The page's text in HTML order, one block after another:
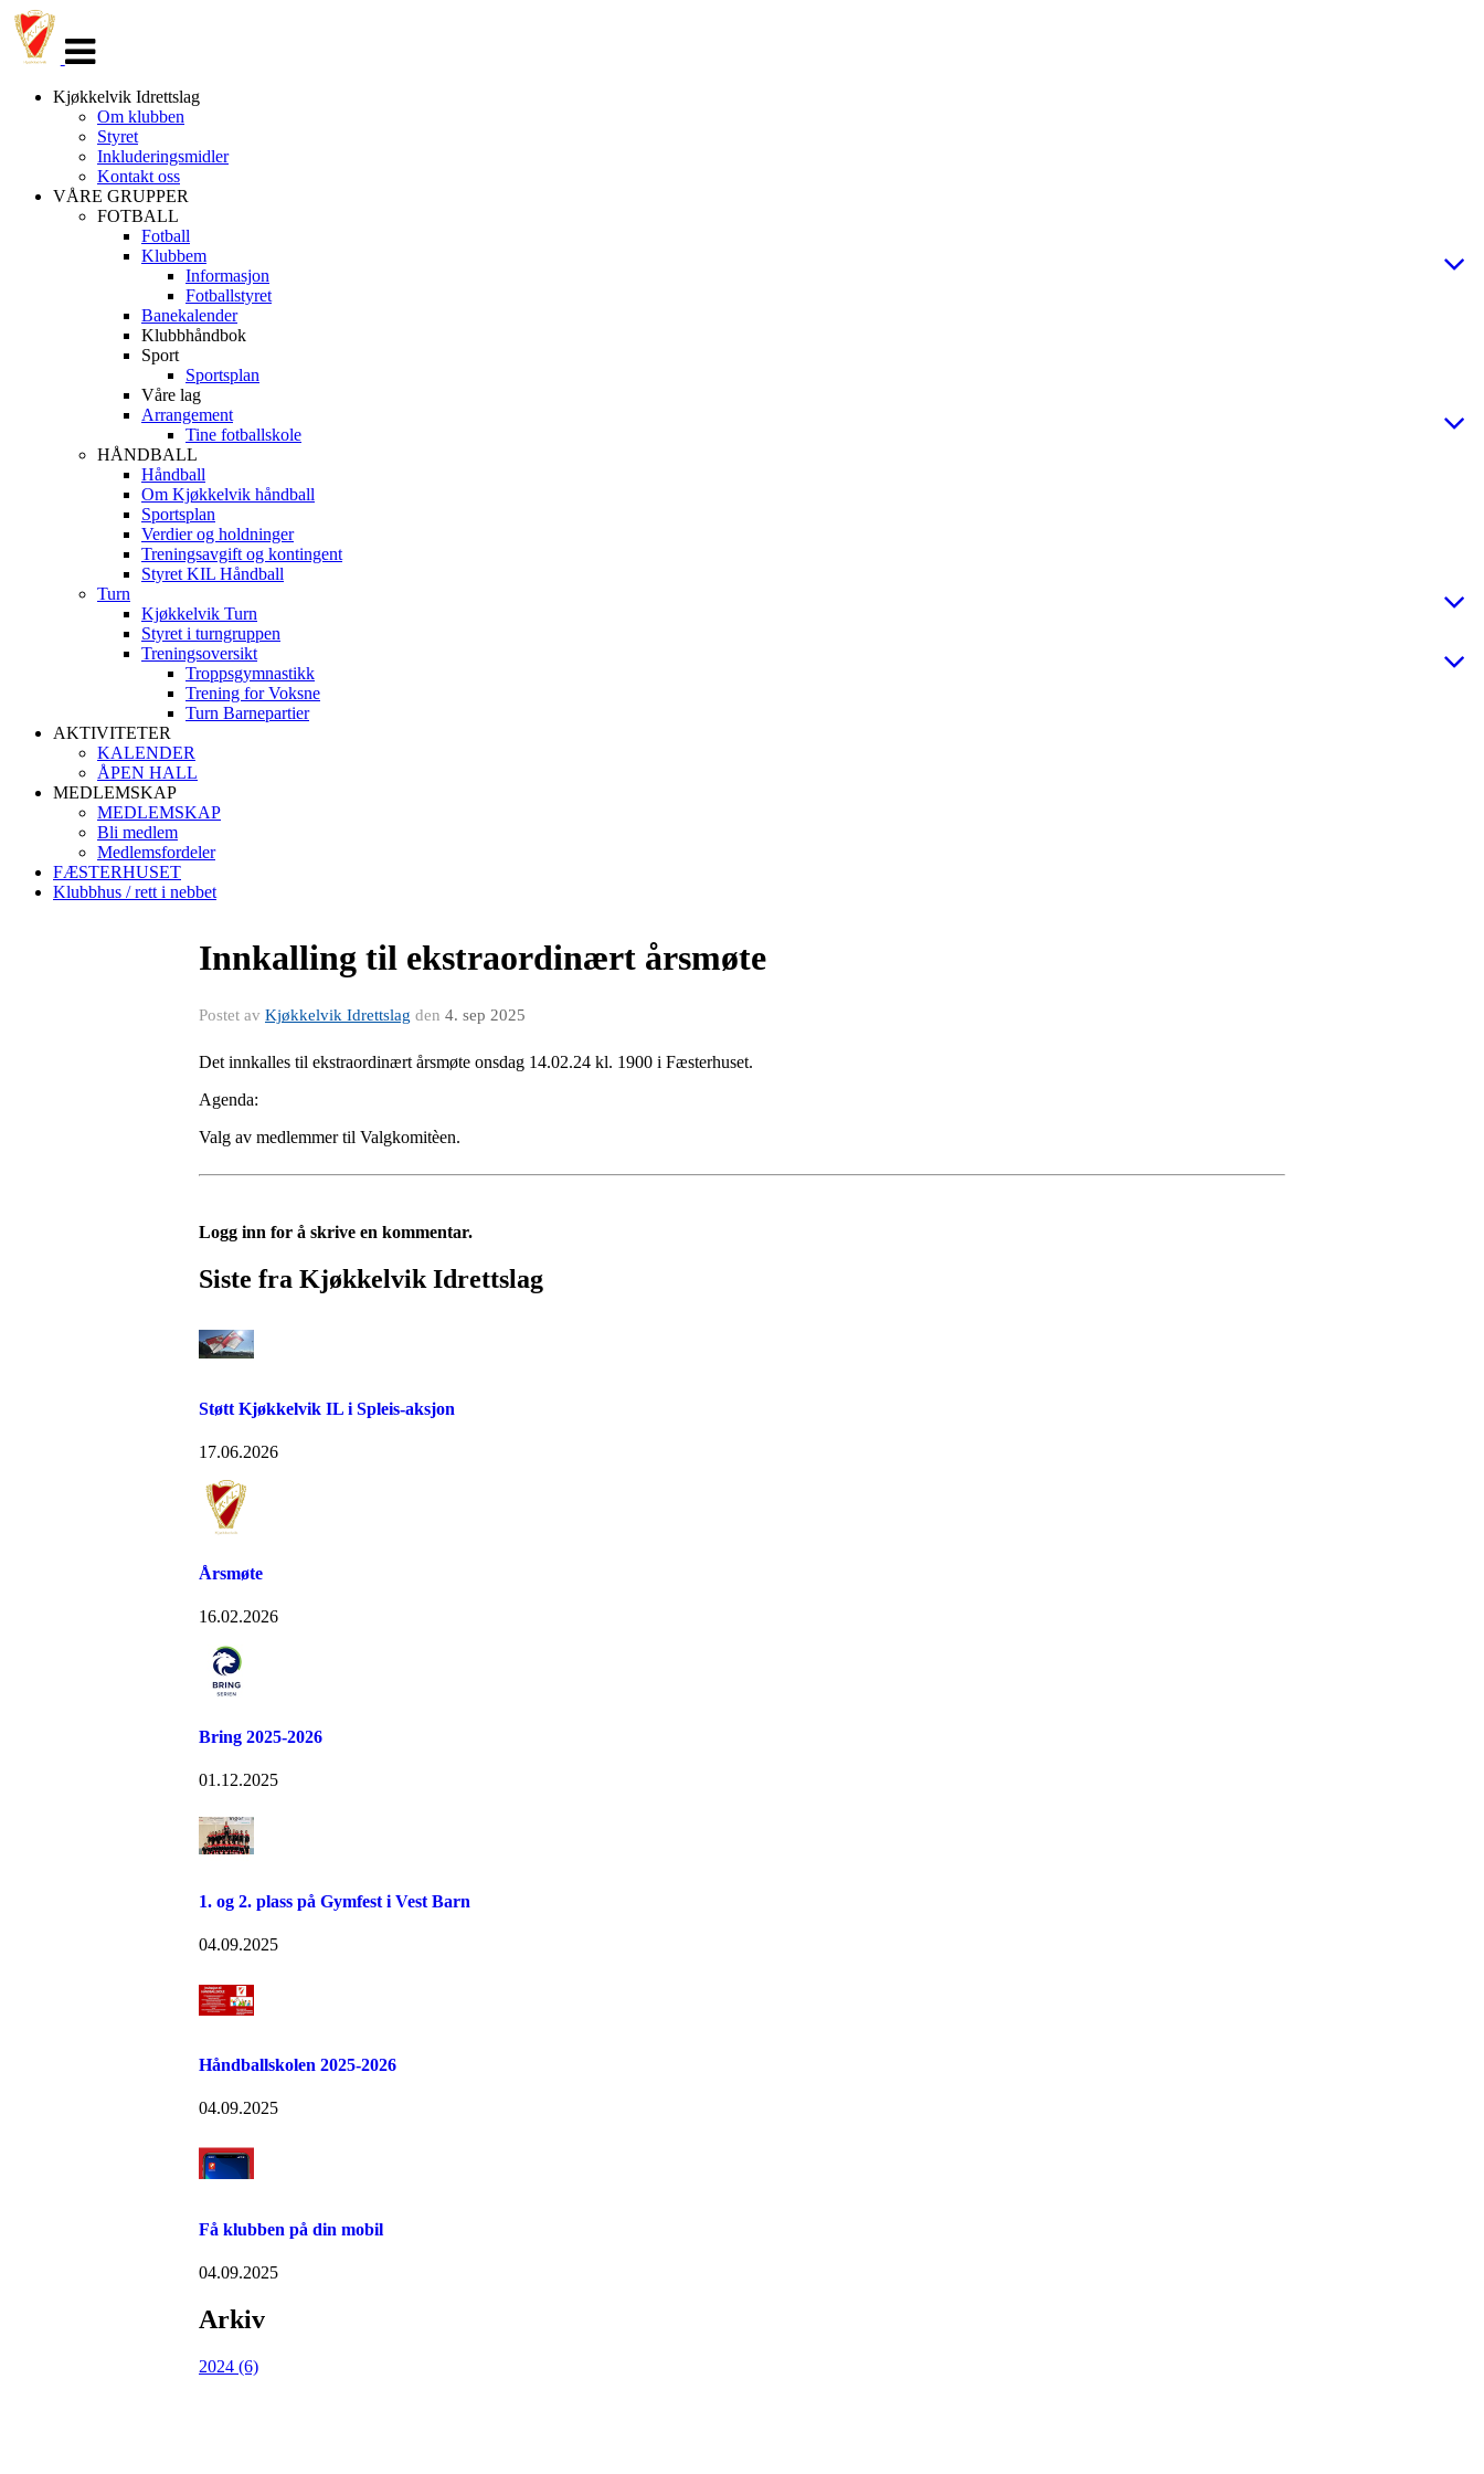
navigasjon
Kjøkkelvik Idrettslag
Om klubben
Styret
Inkluderingsmidler
Kontakt oss
VÅRE GRUPPER
FOTBALL
Fotball
Klubbem
Informasjon
Fotballstyret
Banekalender
Klubbhåndbok
Sport
Sportsplan
Våre lag
Arrangement
Tine fotballskole
HÅNDBALL
Håndball
Om Kjøkkelvik håndball
Sportsplan
Verdier og holdninger
Treningsavgift og kontingent
Styret KIL Håndball
Turn
Kjøkkelvik Turn
Styret i turngruppen
Treningsoversikt
Troppsgymnastikk
Trening for Voksne
Turn Barnepartier
AKTIVITETER
KALENDER
ÅPEN HALL
MEDLEMSKAP
MEDLEMSKAP
Bli medlem
Medlemsfordeler
FÆSTERHUSET
Klubbhus / rett i nebbet
Innkalling til ekstraordinært årsmøte
Postet av Kjøkkelvik Idrettslag den 4. sep 2025
Det innkalles til ekstraordinært årsmøte onsdag 14.02.24 kl. 1900 i Fæsterhuset.
Agenda:
Valg av medlemmer til Valgkomitèen.
Logg inn for å skrive en kommentar.
Siste fra Kjøkkelvik Idrettslag
Støtt Kjøkkelvik IL i Spleis-aksjon
17.06.2026
Årsmøte
16.02.2026
Bring 2025-2026
01.12.2025
1. og 2. plass på Gymfest i Vest Barn
04.09.2025
Håndballskolen 2025-2026
04.09.2025
Få klubben på din mobil
04.09.2025
Arkiv
2024 (6)